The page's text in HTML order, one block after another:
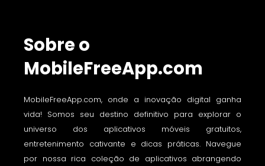
Sobre o
MobileFreeApp.com
MobileFreeApp.com, onde a inovação digital ganha
vida! Somos seu destino definitivo para explorar o
universo dos aplicativos móveis gratuitos,
entretenimento cativante e dicas práticas. Navegue
por nossa rica coleção de aplicativos abrangendo